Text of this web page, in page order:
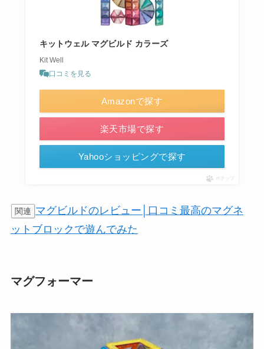
キットウェル マグビルド カラーズ
Kit Well
口コミを見る
Amazonで探す
楽天市場で探す
Yahooショッピングで探す
ポチップ
関連 マグビルドのレビュー│口コミ最高のマグネ
ットブロックで遊んでみた
マグフォーマー